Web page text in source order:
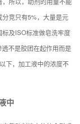
竞只有5%，大量是元
及ISO标准做皂洗牢度
不是胶团在起作用而是
下，加工液中的浓度不
中